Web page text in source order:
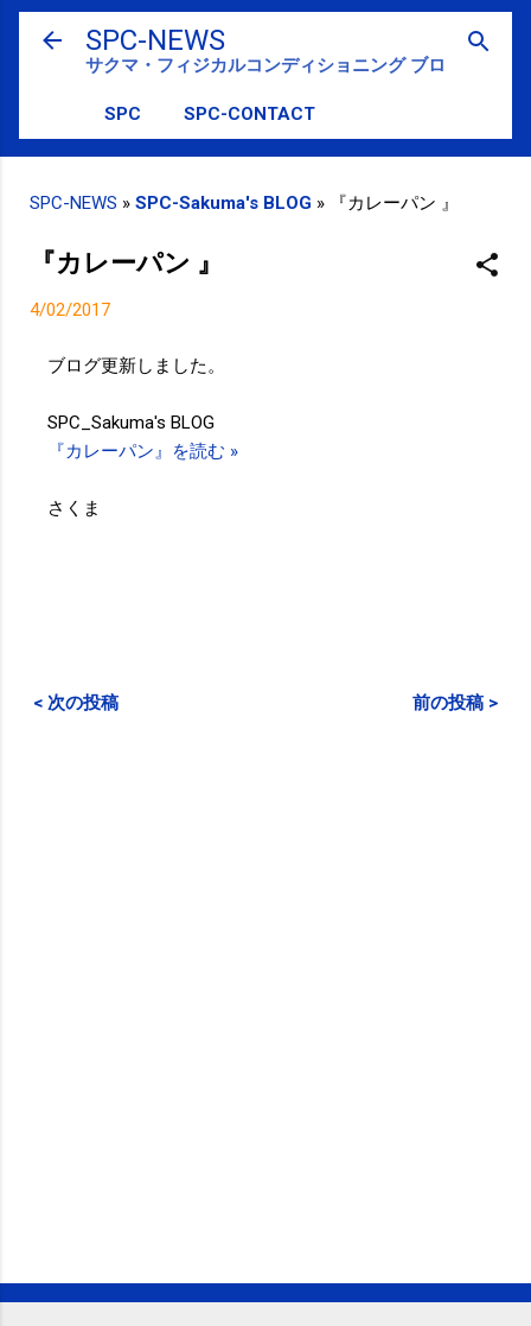
スキップしてメイン コンテンツに移動
SPC-NEWS
サクマ・フィジカルコンディショニング ブログ
SPC SPC-CONTACT
SPC-NEWS » SPC-Sakuma's BLOG » 『カレーパン 』
『カレーパン 』
4/02/2017
ブログ更新しました。
SPC_Sakuma's BLOG
『カレーパン』を読む »
さくま
< 次の投稿 前の投稿 >